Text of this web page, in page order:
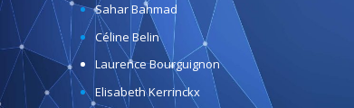
Sahar Bahmad
Céline Belin
Laurence Bourguignon
Elisabeth Kerrinckx